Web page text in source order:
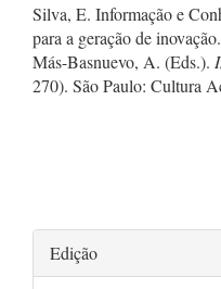
Silva, E. Informação e
para a geração de
Más-Basnuevo, A. (Eds.).
270). São Paulo: Cultura
Detalhes
Edição